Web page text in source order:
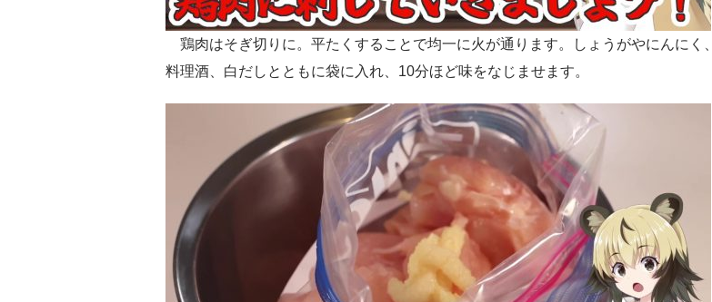
鶏肉はそぎ切りに。平たくすることで均一に火が通ります。しょうがやにんにく、
料理酒、白だしとともに袋に入れ、10分ほど味をなじませます。